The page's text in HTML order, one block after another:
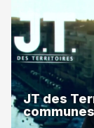
JT des